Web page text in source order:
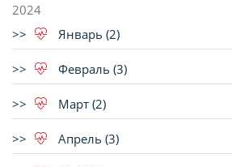
2024
Январь (2)
Февраль (3)
Март (2)
Апрель (3)